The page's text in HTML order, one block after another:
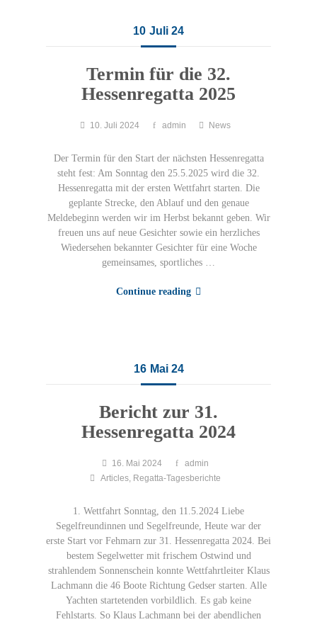
10 Juli 24
Termin für die 32.
Hessenregatta 2025
10. Juli 2024 admin News
Der Termin für den Start der nächsten Hessenregatta
steht fest: Am Sonntag den 25.5.2025 wird die 32.
Hessenregatta mit der ersten Wettfahrt starten. Die
geplante Strecke, den Ablauf und den genaue
Meldebeginn werden wir im Herbst bekannt geben. Wir
freuen uns auf neue Gesichter sowie ein herzliches
Wiedersehen bekannter Gesichter für eine Woche
gemeinsames, sportliches …
Continue reading
16 Mai 24
Bericht zur 31.
Hessenregatta 2024
16. Mai 2024
admin
Articles, Regatta-Tagesberichte
1. Wettfahrt Sonntag, den 11.5.2024 Liebe
Segelfreundinnen und Segelfreunde, Heute war der
erste Start vor Fehmarn zur 31. Hessenregatta 2024. Bei
bestem Segelwetter mit frischem Ostwind und
strahlendem Sonnenschein konnte Wettfahrtleiter Klaus
Lachmann die 46 Boote Richtung Gedser starten. Alle
Yachten startetenden vorbildlich. Es gab keine
Fehlstarts. So Klaus Lachmann bei der abendlichen